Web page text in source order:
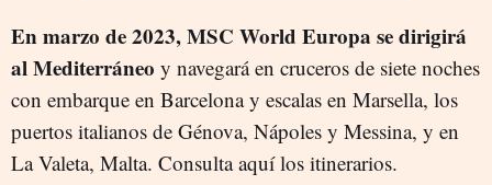
En marzo de 2023, MSC World Europa se dirigirá
al Mediterráneo y navegará en cruceros de siete noches
con embarque en Barcelona y escalas en Marsella, los
puertos italianos de Génova, Nápoles y Messina, y en
La Valeta, Malta. Consulta aquí los itinerarios.